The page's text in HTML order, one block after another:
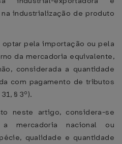
industrialização de produto
pela importação ou pela
da mercadoria equivalente,
considerada a quantidade
com pagamento de tributos
§ 3º).
neste artigo, considera-se
a mercadoria nacional ou
qualidade e quantidade